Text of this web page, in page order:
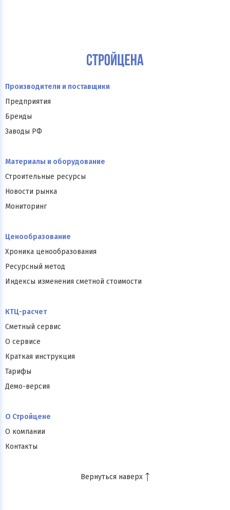
Производители и поставщики
Предприятия
Бренды
Заводы РФ
Материалы и оборудование
Строительные ресурсы
Новости рынка
Мониторинг
Ценообразование
Хроника ценообразования
Ресурсный метод
Индексы изменения сметной стоимости
КТЦ-расчет
Сметный сервис
О сервисе
Краткая инструкция
Тарифы
Демо-версия
О Стройцене
О компании
Контакты
Вернуться наверх